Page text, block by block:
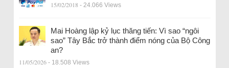
15/02/2018 - 24.066 Views
Mai Hoàng lập kỷ lục thăng tiến: Vì sao “ngôi
sao” Tây Bắc trở thành điểm nóng của Bộ Công
an?
11/05/2026 - 18.508 Views